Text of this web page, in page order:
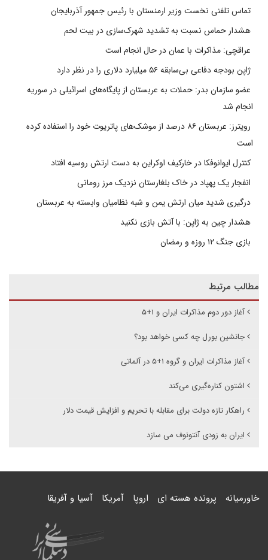
تماس تلفنی نخست وزیر ارمنستان با رئیس جمهور آذربایجان
هشدار حماس نسبت به تشدید شهرک‌سازی در بیت‌ لحم
عراقچی: مذاکرات با عمان در حال انجام است
ژاپن بودجه دفاعی بی‌سابقه ۵۶ میلیارد دلاری را در نظر دارد
عضو سازمان بدر: حملات به عربستان از پایگاه‌های اسرائیلی در سوریه
انجام شد
رویترز: عربستان ۸۶ درصد از موشک‌های پاتریوت خود را استفاده کرده
است
کنترل ایوانوفکا در خارکیف اوکراین به دست ارتش روسیه افتاد
انفجار یک پهپاد در خاک بلغارستان نزدیک مرز رومانی
درگیری شدید میان ارتش یمن و شبه نظامیان وابسته به عربستان
هشدار چین به ژاپن: با آتش بازی نکنید
بازی جنگ ۱۲ روزه و رمضان
مطالب مرتبط
آغاز دور دوم مذاکرات ایران و ۱+۵
جانشین بورل چه کسی خواهد بود؟
آغاز مذاکرات ایران و گروه ۱+۵ در آلماتی
اشتون کناره‌گیری می‌کند
راهکار تازه دولت برای مقابله با تحریم و افزایش قیمت دلار
ایران به زودی آنتونوف می سازد
خاورمیانه پرونده هسته ای اروپا آمریکا آسیا و آفریقا